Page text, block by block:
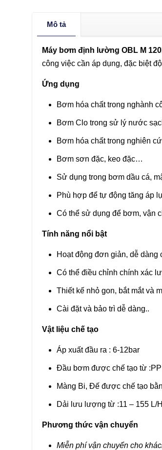
Mô tả
Máy bơm định lường OBL M
công việc cần áp dụng, đặc biệt
Ứng dụng
Bơm hóa chất trong nghành
Bơm Clo trong sử lý nước
Bơm hóa chất trong nghiên
Bơm sơn đặc, keo đặc…
Sử dụng trong bơm dầu cá,
Phù hợp để tự động tăng áp
Có thể sử dụng để bơm, vận
Tính năng nổi bật
Hoạt động đơn giản, dễ dàng
Có thể điều chỉnh chính xác
Thiết kế nhỏ gon, bắt mắt và
Cài đặt và bảo trì dễ dàng..
Vật liệu chế tạo
Áp xuất đầu ra : 6-12bar
Đầu bơm được chế tạo từ
Màng Bi, Đế được chế tạo
Dải lưu lượng từ :11 – 155 L/
Phương thức vận chuyển
Miễn phí vận chuyển cho